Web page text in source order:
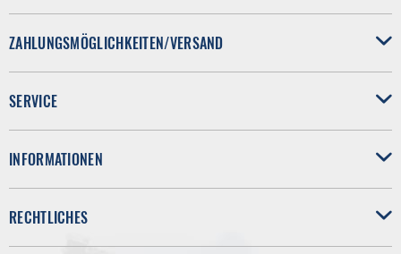
ZAHLUNGSMÖGLICHKEITEN/VERSAND
SERVICE
INFORMATIONEN
RECHTLICHES